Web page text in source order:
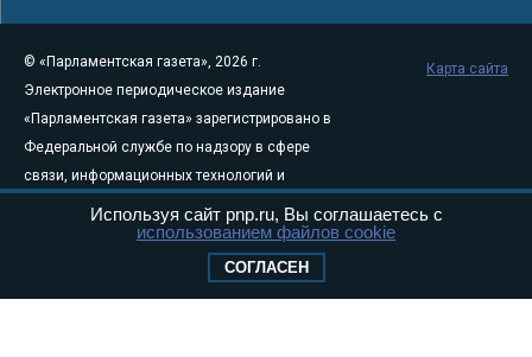
© «Парламентская газета», 2026 г.
Электронное периодическое издание
«Парламентская газета» зарегистрировано в
Федеральной службе по надзору в сфере
связи, информационных технологий и
массовых коммуникаций (Роскомнадзор) 05
августа 2011 года. 18+
Свидетельство о регистрации Эл № ФС77-
Карта сайта
Используя сайт pnp.ru, Вы соглашаетесь с
использованием файлов cookie
СОГЛАСЕН